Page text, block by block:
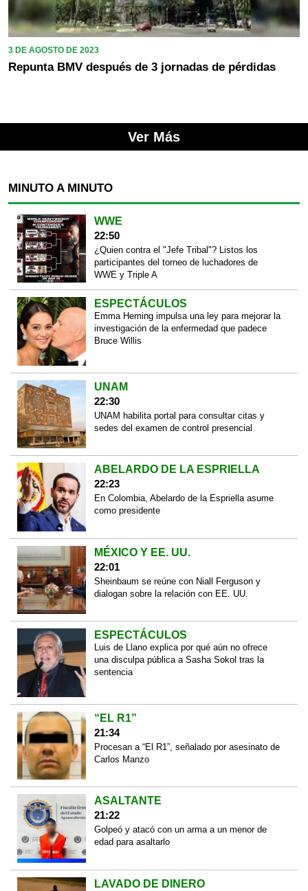
3 DE AGOSTO DE 2023
Repunta BMV después de 3 jornadas de pérdidas
Ver Más
MINUTO A MINUTO
WWE
22:50
¿Quien contra el "Jefe Tribal"? Listos los
participantes del torneo de luchadores de
WWE y Triple A
ESPECTÁCULOS
Emma Heming impulsa una ley para mejorar la
investigación de la enfermedad que padece
Bruce Willis
UNAM
22:30
UNAM habilita portal para consultar citas y
sedes del examen de control presencial
ABELARDO DE LA ESPRIELLA
22:23
En Colombia, Abelardo de la Espriella asume
como presidente
MÉXICO Y EE. UU.
22:01
Sheinbaum se reúne con Niall Ferguson y
dialogan sobre la relación con EE. UU.
ESPECTÁCULOS
Luis de Llano explica por qué aún no ofrece
una disculpa pública a Sasha Sokol tras la
sentencia
“EL R1”
21:34
Procesan a “El R1”, señalado por asesinato de
Carlos Manzo
ASALTANTE
21:22
Golpeó y atacó con un arma a un menor de
edad para asaltarlo
LAVADO DE DINERO